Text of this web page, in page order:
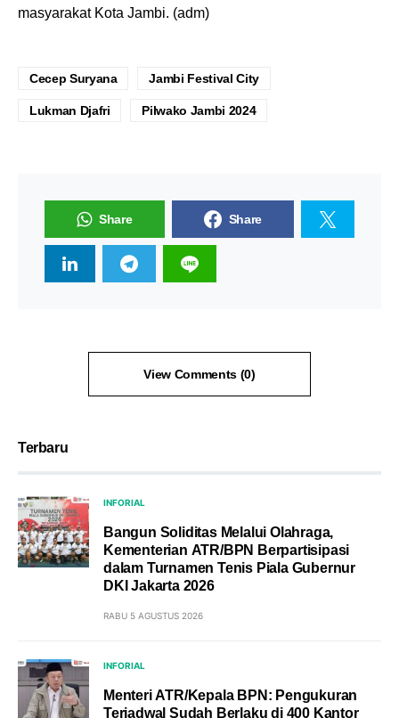
masyarakat Kota Jambi. (adm)
Cecep Suryana Jambi Festival City
Lukman Djafri Pilwako Jambi 2024
Share Share
View Comments (0)
Terbaru
INFORIAL
Bangun Soliditas Melalui Olahraga,
Kementerian ATR/BPN Berpartisipasi
dalam Turnamen Tenis Piala Gubernur
DKI Jakarta 2026
RABU 5 AGUSTUS 2026
INFORIAL
Menteri ATR/Kepala BPN: Pengukuran
Terjadwal Sudah Berlaku di 400 Kantor